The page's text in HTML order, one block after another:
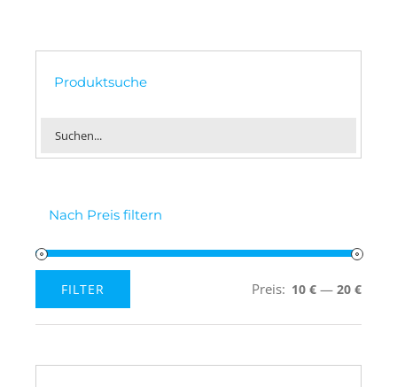
Produktsuche
Nach Preis filtern
Preis
Preis
FILTER Preis: 10 € — 20 €